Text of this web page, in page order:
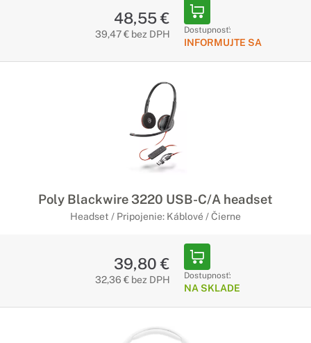
48,55 €
39,47 € bez DPH Dostupnosť:
INFORMUJTE SA
Poly Blackwire 3220 USB-C/A headset
Headset / Pripojenie: Káblové / Čierne
39,80 €
32,36 € bez DPH Dostupnosť:
NA SKLADE